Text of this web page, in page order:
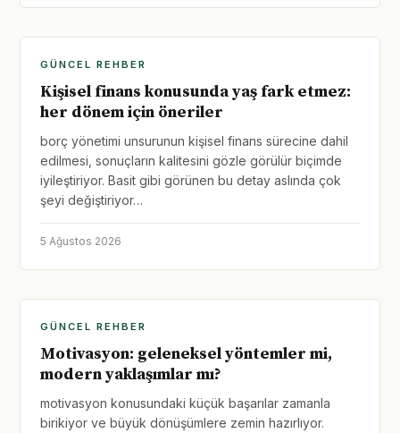
GÜNCEL REHBER
Kişisel finans konusunda yaş fark etmez:
her dönem için öneriler
borç yönetimi unsurunun kişisel finans sürecine dahil
edilmesi, sonuçların kalitesini gözle görülür biçimde
iyileştiriyor. Basit gibi görünen bu detay aslında çok
şeyi değiştiriyor…
5 Ağustos 2026
GÜNCEL REHBER
Motivasyon: geleneksel yöntemler mi,
modern yaklaşımlar mı?
motivasyon konusundaki küçük başarılar zamanla
birikiyor ve büyük dönüşümlere zemin hazırlıyor.